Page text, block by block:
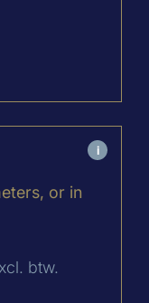
i
or in
btw.